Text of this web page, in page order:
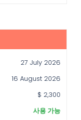
27 July 2026
16 August 2026
$ 2,300
사용 가능